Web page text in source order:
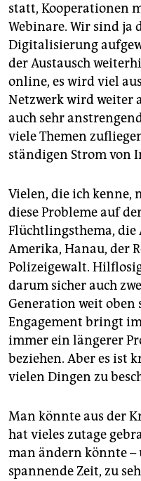
statt, Kooperationen
Webinare. Wir sind ja
Digitalisierung
der Austausch
online, es wird viel
Netzwerk wird weiter
auch sehr
viele Themen
ständigen Strom von
Vielen, die ich kenne,
diese Probleme auf
Flüchtlingsthema, die
Amerika, Hanau, der
Polizeigewalt.
darum sicher auch
Generation weit oben
Engagement bringt
immer ein längerer
beziehen. Aber es ist
vielen Dingen zu
Man könnte aus der
hat vieles zutage
man ändern könnte –
spannende Zeit, zu